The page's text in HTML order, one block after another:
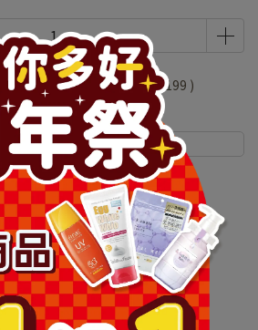
紅利39800點 (約等於NT$199 )
規格說明
沫清潔噴霧 300ml-柑橘皂香
天